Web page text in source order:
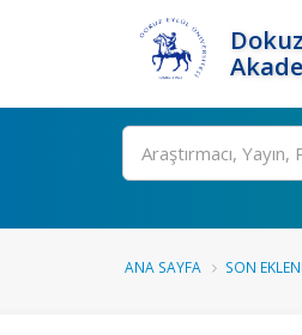
Ara
ANA SAYFA SON